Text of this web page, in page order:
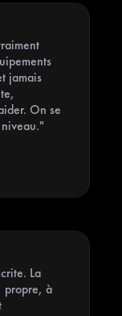
jamais
On se
La
propre, à